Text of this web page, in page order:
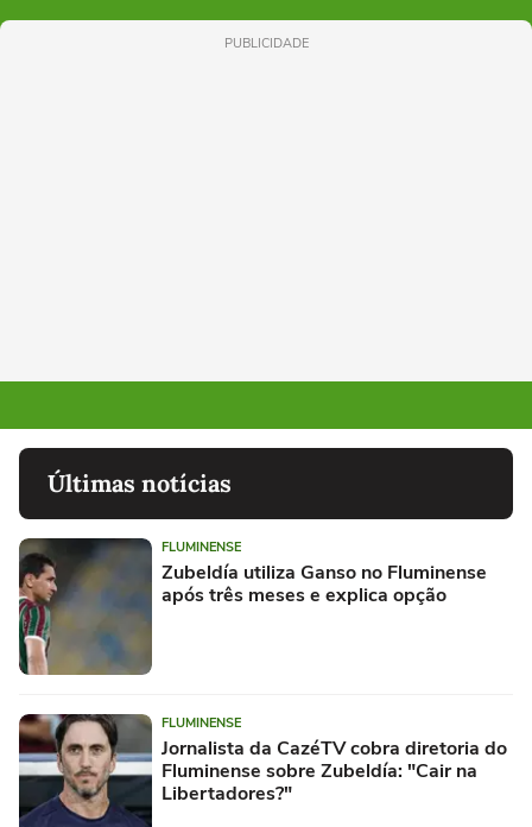
PUBLICIDADE
Últimas notícias
FLUMINENSE
Zubeldía utiliza Ganso no Fluminense
após três meses e explica opção
FLUMINENSE
Jornalista da CazéTV cobra diretoria do
Fluminense sobre Zubeldía: "Cair na
Libertadores?"